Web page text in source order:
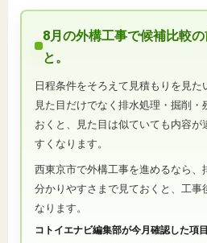
8月の外構工事で候補比較
と。
日程条件をそろえて見積もりを見た
見た目だけでなく排水処理・掘削・
おくと、見た目は似ていても内容
すくなります。
西東京市で外構工事を進めるなら、
分かりやすさまで見ておくと、工事
なります。
コトイエナビ編集部が今月確認した項目